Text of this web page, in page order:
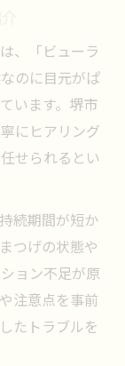
、「ビューラ
のに目元がぱ
います。堺市
にヒアリング
せられるとい
続期間が短か
つげの状態や
ョン不足が原
注意点を事前
たトラブルを